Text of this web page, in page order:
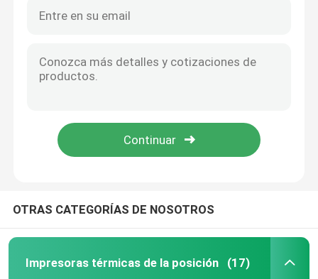
Impresora de la etiqueta de envío de Bluetooth
Impresora del papel A4
OTRAS CATEGORÍAS DE NOSOTROS
Impresoras térmicas de la posición (17)